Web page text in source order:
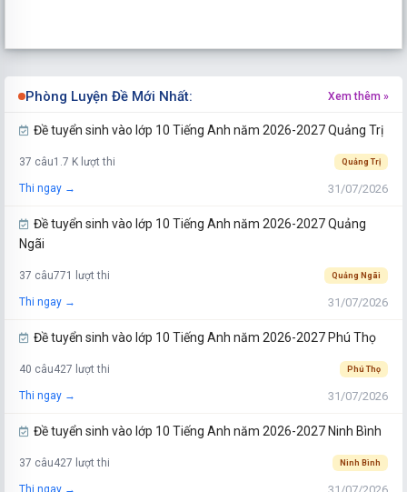
Phòng Luyện Đề Mới Nhất: Xem thêm »
Đề tuyển sinh vào lớp 10 Tiếng Anh năm 2026-2027 Quảng Trị
37 câu1.7 K lượt thi Quảng Trị
Thi ngay → 31/07/2026
Đề tuyển sinh vào lớp 10 Tiếng Anh năm 2026-2027 Quảng
Ngãi
37 câu771 lượt thi Quảng Ngãi
Thi ngay → 31/07/2026
Đề tuyển sinh vào lớp 10 Tiếng Anh năm 2026-2027 Phú Thọ
40 câu427 lượt thi Phú Thọ
Thi ngay → 31/07/2026
Đề tuyển sinh vào lớp 10 Tiếng Anh năm 2026-2027 Ninh Bình
37 câu427 lượt thi Ninh Bình